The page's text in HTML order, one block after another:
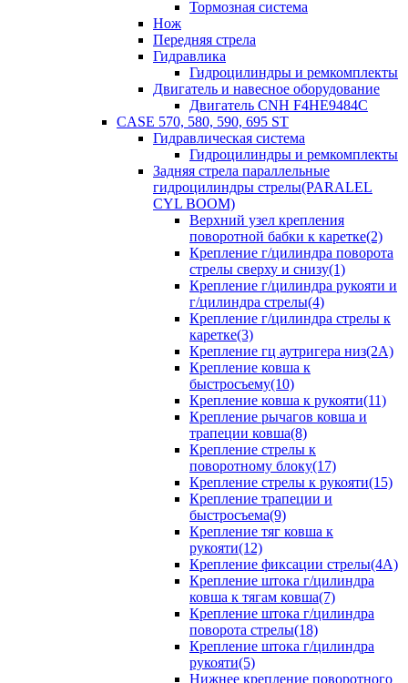
Тормозная система
Нож
Передняя стрела
Гидравлика
Гидроцилиндры и ремкомплекты
Двигатель и навесное оборудование
Двигатель CNH F4HE9484C
CASE 570, 580, 590, 695 ST
Гидравлическая система
Гидроцилиндры и ремкомплекты
Задняя стрела параллельные
гидроцилиндры стрелы(PARALEL
CYL BOOM)
Верхний узел крепления
поворотной бабки к каретке(2)
Крепление г/цилиндра поворота
стрелы сверху и снизу(1)
Крепление г/цилиндра рукояти и
г/цилиндра стрелы(4)
Крепление г/цилиндра стрелы к
каретке(3)
Крепление гц аутригера низ(2А)
Крепление ковша к
быстросъему(10)
Крепление ковша к рукояти(11)
Крепление рычагов ковша и
трапеции ковша(8)
Крепление стрелы к
поворотному блоку(17)
Крепление стрелы к рукояти(15)
Крепление трапеции и
быстросъема(9)
Крепление тяг ковша к
рукояти(12)
Крепление фиксации стрелы(4A)
Крепление штока г/цилиндра
ковша к тягам ковша(7)
Крепление штока г/цилиндра
поворота стрелы(18)
Крепление штока г/цилиндра
рукояти(5)
Нижнее крепление поворотного